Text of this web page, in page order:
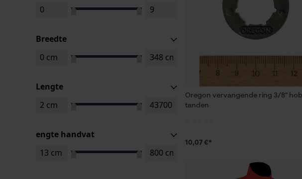
Breedte
Lengte
engte handvat
Oregon vervangende ring 3/8"
tanden
10,07 €*